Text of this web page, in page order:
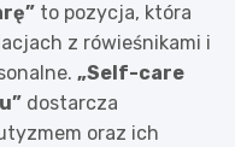
to pozycja, która
z rówieśnikami i
„Self-care
dostarcza
oraz ich